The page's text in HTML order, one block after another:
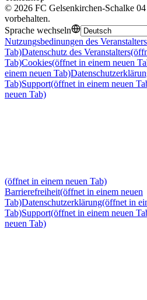
© 2026 FC Gelsenkirchen-Schalke 04
vorbehalten.
Sprache wechseln
Nutzungsbedinungen des Veranstalters
Tab)Datenschutz des Veranstalters
Tab)Cookies(öffnet in einem neuen
einem neuen Tab)
Tab)Support(öffnet in einem neuen
neuen Tab)
(öffnet in einem neuen Tab)
Barrierefreiheit(öffnet in einem neuen
Tab)Datenschutzerklärung(öffnet in
Tab)Support(öffnet in einem neuen
neuen Tab)